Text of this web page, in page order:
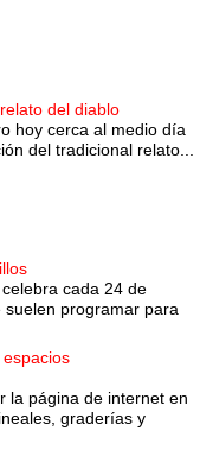
del diablo
hoy cerca al medio día
del tradicional relato...
cada 24 de
programar para
la página de internet en
graderías y